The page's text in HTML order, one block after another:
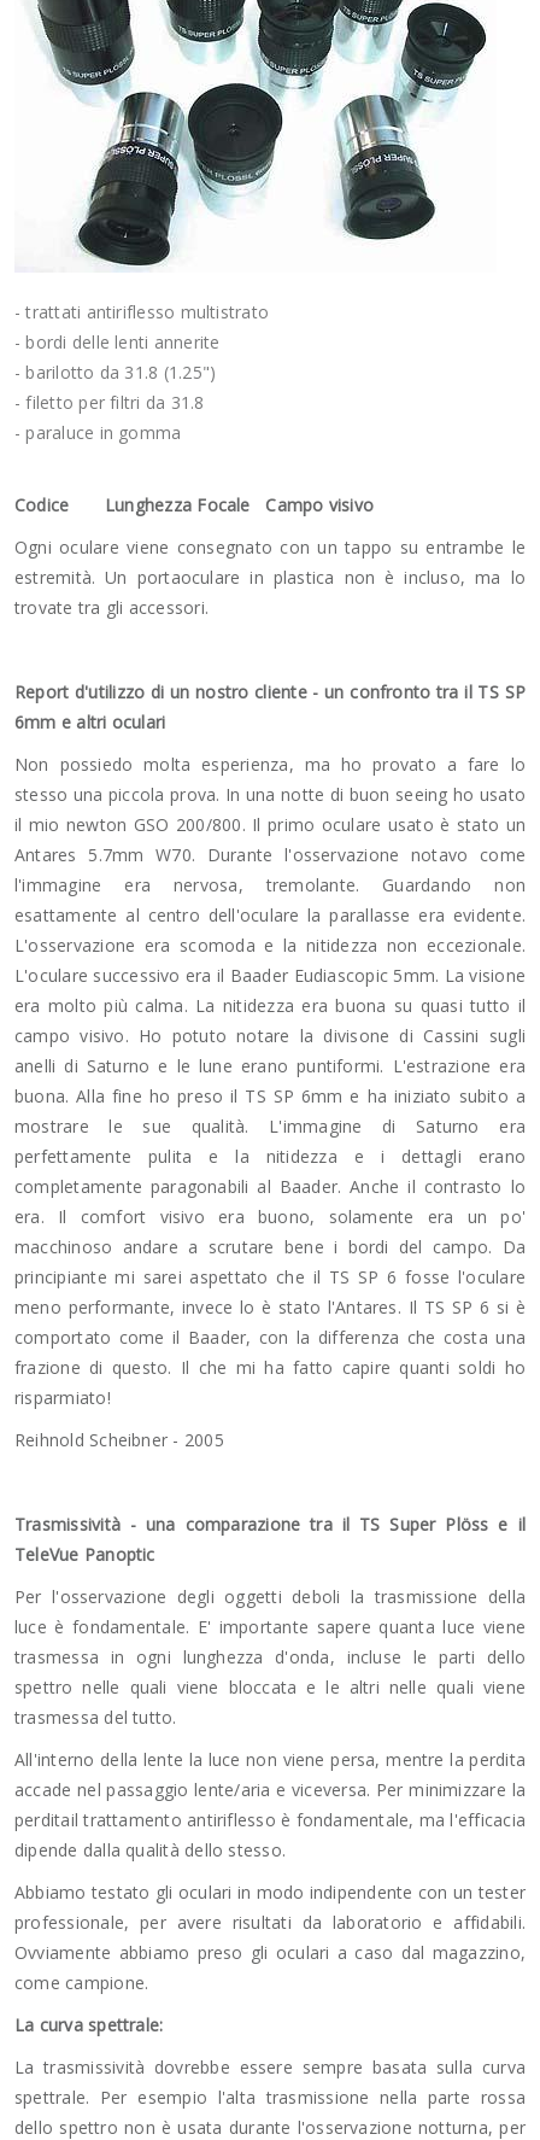
- trattati antiriflesso multistrato
- bordi delle lenti annerite
- barilotto da 31.8 (1.25")
- filetto per filtri da 31.8
- paraluce in gomma
Codice Lunghezza Focale Campo visivo
Ogni oculare viene consegnato con un tappo su entrambe le
estremità. Un portaoculare in plastica non è incluso, ma lo
trovate tra gli accessori.
Report d'utilizzo di un nostro cliente - un confronto tra il TS SP
6mm e altri oculari
Non possiedo molta esperienza, ma ho provato a fare lo
stesso una piccola prova. In una notte di buon seeing ho usato
il mio newton GSO 200/800. Il primo oculare usato è stato un
Antares 5.7mm W70. Durante l'osservazione notavo come
l'immagine era nervosa, tremolante. Guardando non
esattamente al centro dell'oculare la parallasse era evidente.
L'osservazione era scomoda e la nitidezza non eccezionale.
L'oculare successivo era il Baader Eudiascopic 5mm. La visione
era molto più calma. La nitidezza era buona su quasi tutto il
campo visivo. Ho potuto notare la divisone di Cassini sugli
anelli di Saturno e le lune erano puntiformi. L'estrazione era
buona. Alla fine ho preso il TS SP 6mm e ha iniziato subito a
mostrare le sue qualità. L'immagine di Saturno era
perfettamente pulita e la nitidezza e i dettagli erano
completamente paragonabili al Baader. Anche il contrasto lo
era. Il comfort visivo era buono, solamente era un po'
macchinoso andare a scrutare bene i bordi del campo. Da
principiante mi sarei aspettato che il TS SP 6 fosse l'oculare
meno performante, invece lo è stato l'Antares. Il TS SP 6 si è
comportato come il Baader, con la differenza che costa una
frazione di questo. Il che mi ha fatto capire quanti soldi ho
risparmiato!
Reihnold Scheibner - 2005
Trasmissività - una comparazione tra il TS Super Plöss e il
TeleVue Panoptic
Per l'osservazione degli oggetti deboli la trasmissione della
luce è fondamentale. E' importante sapere quanta luce viene
trasmessa in ogni lunghezza d'onda, incluse le parti dello
spettro nelle quali viene bloccata e le altri nelle quali viene
trasmessa del tutto.
All'interno della lente la luce non viene persa, mentre la perdita
accade nel passaggio lente/aria e viceversa. Per minimizzare la
perditail trattamento antiriflesso è fondamentale, ma l'efficacia
dipende dalla qualità dello stesso.
Abbiamo testato gli oculari in modo indipendente con un tester
professionale, per avere risultati da laboratorio e affidabili.
Ovviamente abbiamo preso gli oculari a caso dal magazzino,
come campione.
La curva spettrale:
La trasmissività dovrebbe essere sempre basata sulla curva
spettrale. Per esempio l'alta trasmissione nella parte rossa
dello spettro non è usata durante l'osservazione notturna, per